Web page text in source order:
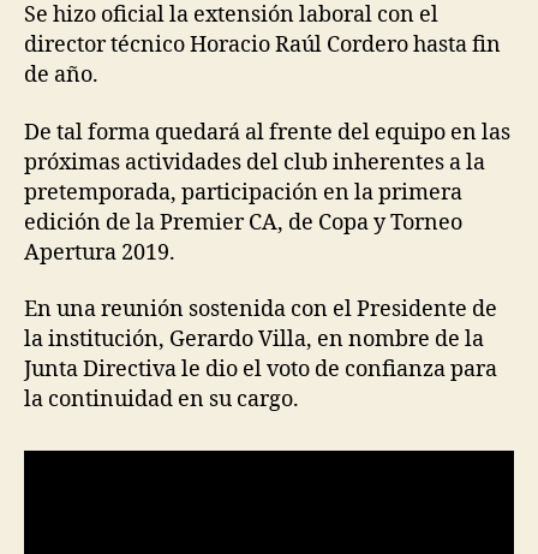
Se hizo oficial la extensión laboral con el
director técnico Horacio Raúl Cordero hasta fin
de año.
De tal forma quedará al frente del equipo en las
próximas actividades del club inherentes a la
pretemporada, participación en la primera
edición de la Premier CA, de Copa y Torneo
Apertura 2019.
En una reunión sostenida con el Presidente de
la institución, Gerardo Villa, en nombre de la
Junta Directiva le dio el voto de confianza para
la continuidad en su cargo.